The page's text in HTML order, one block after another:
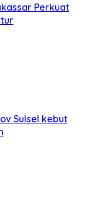
Perkuat
Sulsel kebut